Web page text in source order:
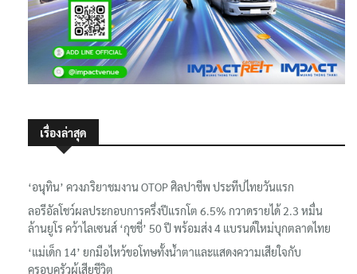
‘อนุทิน’ ควงภริยาชมงาน OTOP ศิลปาชีพ ประทีปไทยวันแรก
ลอรีอัลโชว์ผลประกอบการครึ่งปีแรกโต 6.5% กวาดรายได้ 2.3 หมื่น
ล้านยูโร คว้าไลเซนส์ ‘กุชชี่’ 50 ปี พร้อมส่ง 4 แบรนด์ใหม่บุกตลาดไทย